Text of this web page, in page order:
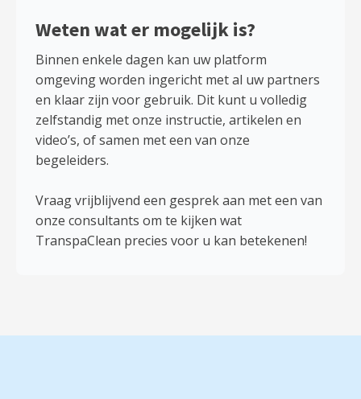
Weten wat er mogelijk is?
Binnen enkele dagen kan uw platform
omgeving worden ingericht met al uw partners
en klaar zijn voor gebruik. Dit kunt u volledig
zelfstandig met onze instructie, artikelen en
video’s, of samen met een van onze
begeleiders.
Vraag vrijblijvend een gesprek aan met een van
onze consultants om te kijken wat
TranspaClean precies voor u kan betekenen!